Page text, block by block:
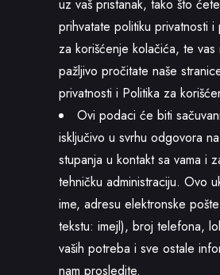
uz vaš pristanak, tako što
prihvatate politiku privatnosti i
za korišćenje kolačića, te vas
pažljivo pročitate naše
privatnosti i Politika za
Ovi podaci će biti
isključivo u svrhu odgovora
stupanja u kontakt sa vama i
tehničku administraciju. Ovo
ime, adresu elektronske
tekstu: imejl), broj telefona,
vaših potreba i sve ostale
nam prosledite.